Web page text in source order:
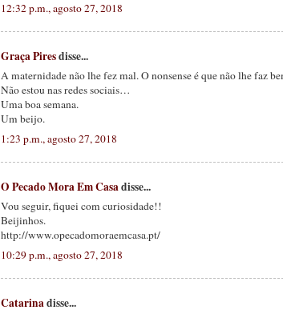
12:32 p.m., agosto 27, 2018
Graça Piresdisse...
A maternidade não lhe fez mal. O nonsense é que não lhe faz
Não estou nas redes sociais…
Uma boa semana.
Um beijo.
1:23 p.m., agosto 27, 2018
O Pecado Mora Em Casadisse...
Vou seguir, fiquei com curiosidade!!
Beijinhos.
http://www.opecadomoraemcasa.pt/
10:29 p.m., agosto 27, 2018
Catarinadisse...